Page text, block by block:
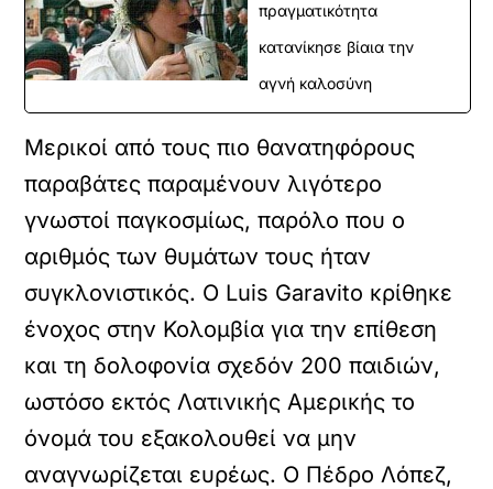
πραγματικότητα
κατανίκησε βίαια την
αγνή καλοσύνη
Μερικοί από τους πιο θανατηφόρους
παραβάτες παραμένουν λιγότερο
γνωστοί παγκοσμίως, παρόλο που ο
αριθμός των θυμάτων τους ήταν
συγκλονιστικός. Ο Luis Garavito κρίθηκε
ένοχος στην Κολομβία για την επίθεση
και τη δολοφονία σχεδόν 200 παιδιών,
ωστόσο εκτός Λατινικής Αμερικής το
όνομά του εξακολουθεί να μην
αναγνωρίζεται ευρέως. Ο Πέδρο Λόπεζ,